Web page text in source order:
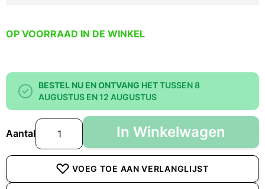
OP VOORRAAD IN DE WINKEL
BESTEL NU EN ONTVANG HETTUSSEN 8
AUGUSTUS EN 12 AUGUSTUS
Aantal In Winkelwagen
VOEG TOE AAN VERLANGLIJST